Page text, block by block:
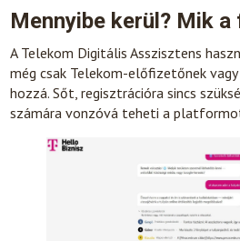
Mennyibe kerül? Mik
A Telekom Digitális Asszisztens
még csak Telekom-előfizetőnek
hozzá. Sőt, regisztrációra sincs
számára vonzóvá teheti a